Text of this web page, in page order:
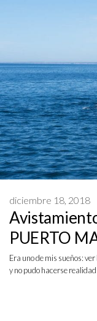
PUERTO
diciembre 18, 2018
Era uno de mis sueños:
y no pudo hacerse